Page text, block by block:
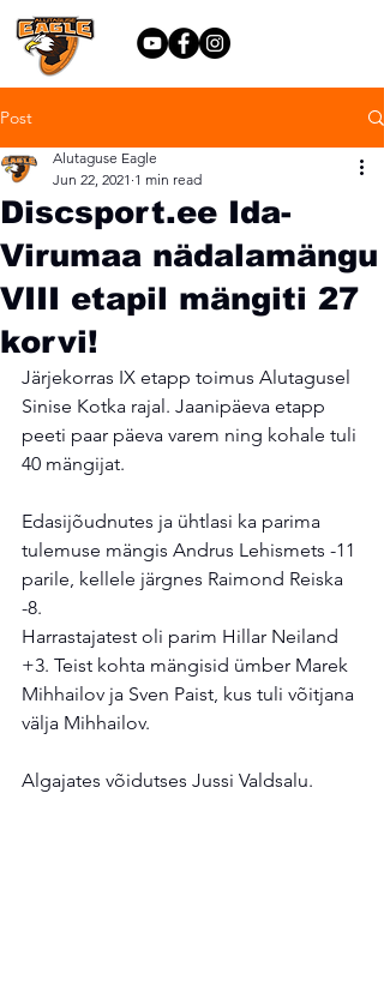
Post
Discsport.ee Ida-
Virumaa nädalamängu
VIII etapil mängiti 27
korvi!
Alutaguse Eagle
Jun 22, 2021 1 min read
Järjekorras IX etapp toimus Alutagusel
Sinise Kotka rajal. Jaanipäeva etapp
peeti paar päeva varem ning kohale tuli
40 mängijat.
Edasijõudnutes ja ühtlasi ka parima
tulemuse mängis Andrus Lehismets -11
parile, kellele järgnes Raimond Reiska
-8.
Harrastajatest oli parim Hillar Neiland
+3. Teist kohta mängisid ümber Marek
Mihhailov ja Sven Paist, kus tuli võitjana
välja Mihhailov.
Algajates võidutses Jussi Valdsalu.